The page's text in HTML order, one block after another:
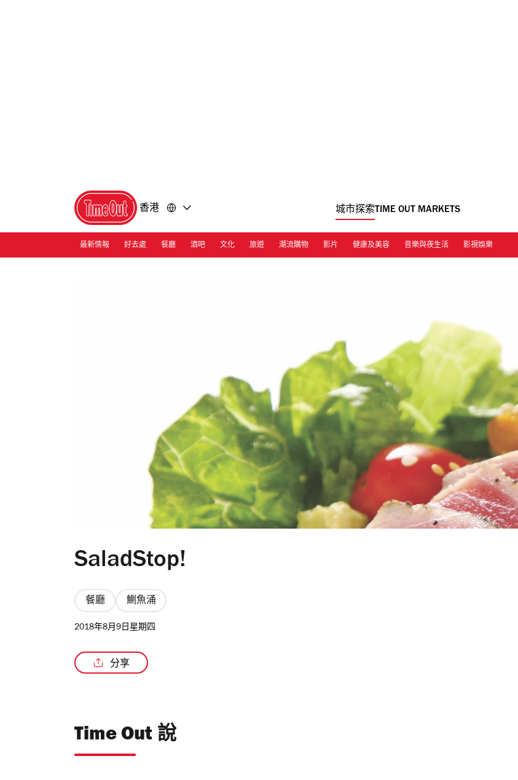
香港 城市探索TIME OUT MARKETS
最新情報 好去處 餐廳 酒吧 文化 旅遊 潮流購物 影片 健康及美容 音樂與夜生活 影視娛樂
SaladStop!
餐廳 鰂魚涌
2018年8月9日星期四
分享
Time Out 說